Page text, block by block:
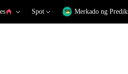
Spot Merkado ng